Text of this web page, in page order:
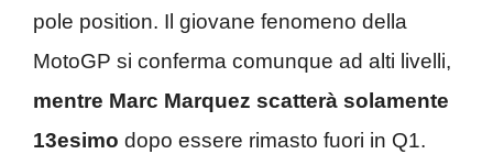
pole position. Il giovane fenomeno della
MotoGP si conferma comunque ad alti livelli,
mentre Marc Marquez scatterà solamente
13esimo dopo essere rimasto fuori in Q1.